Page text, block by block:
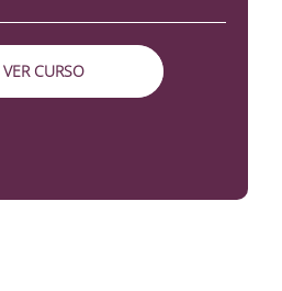
VER CURSO